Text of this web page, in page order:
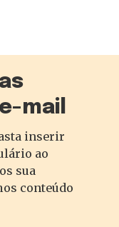
mail
inserir
ao
sua
conteúdo